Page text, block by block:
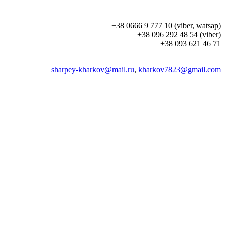
+38 0666 9 777 10 (viber, watsap)
+38 096 292 48 54 (viber)
+38 093 621 46 71
sharpey-kharkov@mail.ru, kharkov7823@gmail.com